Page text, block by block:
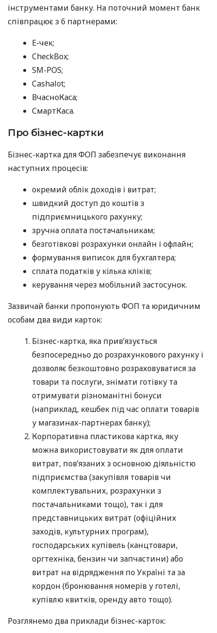
інструментами банку. На поточний момент банк
співпрацює з 6 партнерами:
E-чек;
CheckBox;
SM-POS;
Cashalot;
ВчасноКаса;
СмартКаса.
Про бізнес-картки
Бізнес-картка для ФОП забезпечує виконання
наступних процесів:
окремий облік доходів і витрат;
швидкий доступ до коштів з
підприємницького рахунку;
зручна оплата постачальникам;
безготівкові розрахунки онлайн і офлайн;
формування виписок для бухгалтера;
сплата податків у кілька кліків;
керування через мобільний застосунок.
Зазвичай банки пропонують ФОП та юридичним
особам два види карток:
Бізнес-картка, яка прив’язується
безпосередньо до розрахункового рахунку і
дозволяє безкоштовно розраховуватися за
товари та послуги, знімати готівку та
отримувати різноманітні бонуси
(наприклад, кешбек під час оплати товарів
у магазинах-партнерах банку);
Корпоративна пластикова картка, яку
можна використовувати як для оплати
витрат, пов’язаних з основною діяльністю
підприємства (закупівля товарів чи
комплектувальних, розрахунки з
постачальниками тощо), так і для
представницьких витрат (офіційних
заходів, культурних програм),
господарських купівель (канцтовари,
оргтехніка, бензин чи запчастини) або
витрат на відрядження по Україні та за
кордон (бронювання номерів у готелі,
купівлю квитків, оренду авто тощо).
Розглянемо два приклади бізнес-карток: